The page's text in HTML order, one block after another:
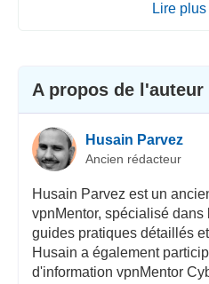
Lire
A propos de l'auteur
Husain Parvez
Ancien rédacteur
Husain Parvez est un
vpnMentor, spécialisé
guides pratiques détaillés
Husain a également
d'information vpnMentor